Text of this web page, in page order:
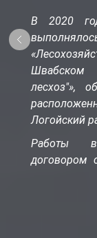
В 2020
Швабском
лесхоз"»,
Логойский
Работы
договором
ТНПА.